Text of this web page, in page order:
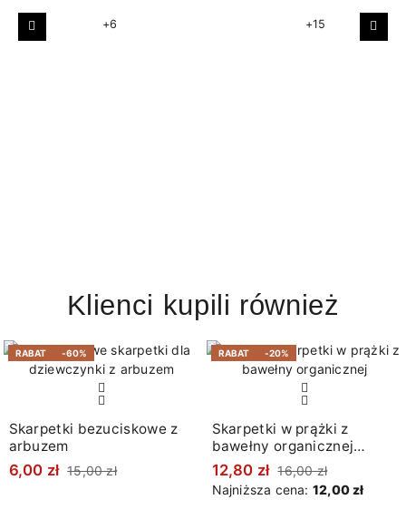
+6 +15
Poprzedni
Klienci kupili również
RABAT -60%
Skarpetki bezuciskowe z
arbuzem
6,00 zł 15,00 zł
RABAT -20%
Skarpetki w prążki z
bawełny organicznej
melanż błękitne
12,80 zł 16,00 zł
Najniższa cena: 12,00 zł